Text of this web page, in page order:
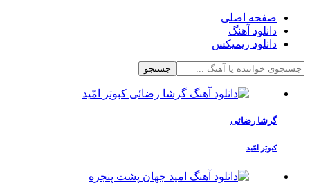
صفحه اصلی
دانلود آهنگ
دانلود ریمیکس
جستجو
گرشا رضائی
کبوتر امّید